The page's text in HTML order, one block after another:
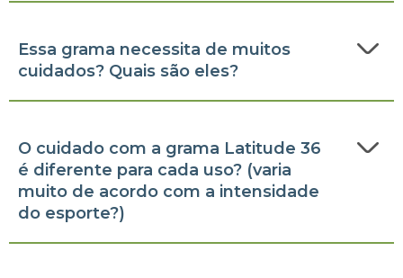
Essa grama necessita de muitos
cuidados? Quais são eles?
O cuidado com a grama Latitude 36
é diferente para cada uso? (varia
muito de acordo com a intensidade
do esporte?)